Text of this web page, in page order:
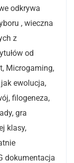
odkrywa
, wieczna
z
od
Microgaming,
ewolucja,
filogeneza,
gra
klasy,
dokumentacja